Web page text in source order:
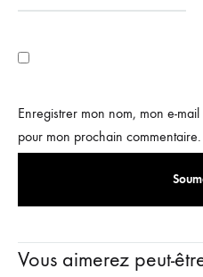
Enregistrer mon nom, mon e-
pour mon prochain commentaire.
Vous aimerez peut-